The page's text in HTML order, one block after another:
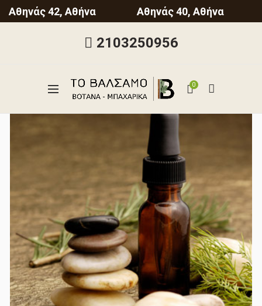
Αθηνάς 42, Αθήνα Αθηνάς 40, Αθήνα
2103250956
0